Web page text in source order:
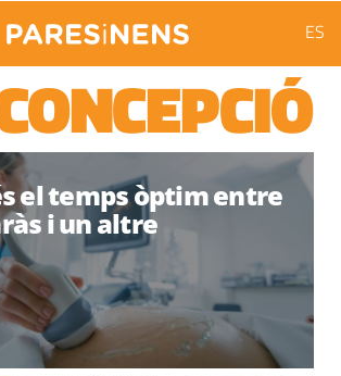
ES
el temps òptim entre
i un altre